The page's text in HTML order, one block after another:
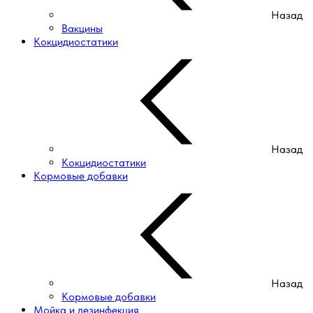
Назад
Вакцины
Кокцидиостатики
Назад
Кокцидиостатики
Кормовые добавки
Назад
Кормовые добавки
Мойка и дезинфекция